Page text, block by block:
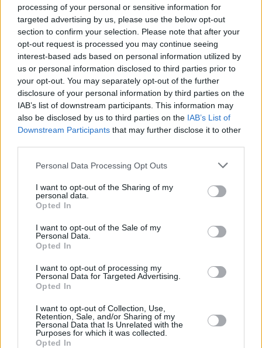
processing of your personal or sensitive information for
targeted advertising by us, please use the below opt-out
section to confirm your selection. Please note that after your
opt-out request is processed you may continue seeing
interest-based ads based on personal information utilized by
us or personal information disclosed to third parties prior to
your opt-out. You may separately opt-out of the further
disclosure of your personal information by third parties on the
IAB’s list of downstream participants. This information may
also be disclosed by us to third parties on the IAB’s List of
Downstream Participants that may further disclose it to other
Personal Data Processing Opt Outs
I want to opt-out of the Sharing of my
personal data.
Opted In
I want to opt-out of the Sale of my
Personal Data.
Opted In
I want to opt-out of processing my
Personal Data for Targeted Advertising.
Opted In
I want to opt-out of Collection, Use,
Retention, Sale, and/or Sharing of my
Personal Data that Is Unrelated with the
Purposes for which it was collected.
Opted In